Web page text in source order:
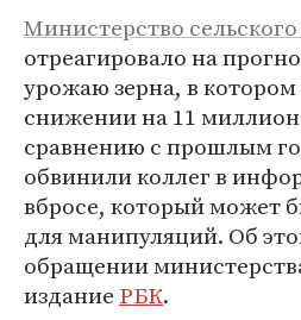
Министерство
отреагировало на
урожаю зерна, в котором
снижении на 11
сравнению с прошлым
обвинили коллег в
вбросе, который может
для манипуляций. Об
обращении
издание РБК.